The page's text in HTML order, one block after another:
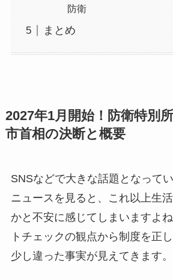
防衛
まとめ
2027年1月開始！防衛特別
市首相の決断と概要
SNSなどで大きな話題となって
ニュースを見ると、これ以上生
かと不安に感じてしまいますよ
トチェックの観点から制度を正
少し違った事実が見えてきます。